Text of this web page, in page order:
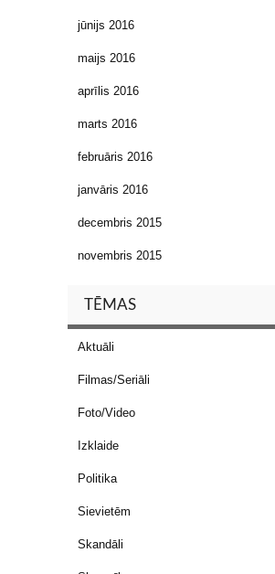
jūnijs 2016
maijs 2016
aprīlis 2016
marts 2016
februāris 2016
janvāris 2016
decembris 2015
novembris 2015
TĒMAS
Aktuāli
Filmas/Seriāli
Foto/Video
Izklaide
Politika
Sievietēm
Skandāli